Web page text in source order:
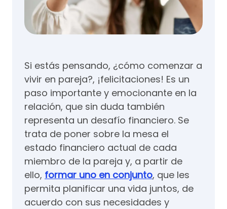
Si estás pensando, ¿cómo comenzar a
vivir en pareja?, ¡felicitaciones! Es un
paso importante y emocionante en la
relación, que sin duda también
representa un desafío financiero. Se
trata de poner sobre la mesa el
estado financiero actual de cada
miembro de la pareja y, a partir de
ello, formar uno en conjunto, que les
permita planificar una vida juntos, de
acuerdo con sus necesidades y